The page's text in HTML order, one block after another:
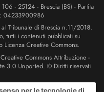
- 25124 - Brescia (BS) - Partita
04233900986
Tribunale di Brescia n.11/2018.
tutti i contenuti pubblicati su
Licenza Creative Commons.
Commons Attribuzione -
3.0 Unported. © Diritti riservati
per le tecnologie di